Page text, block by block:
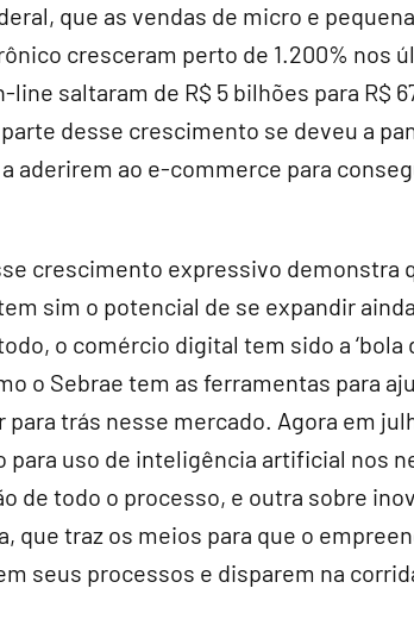
que as vendas de micro e
cresceram perto de 1.200% nos
line saltaram de R$ 5 bilhões para R$
desse crescimento se deveu a
aderirem ao e-commerce para
crescimento expressivo demonstra
sim o potencial de se expandir
o comércio digital tem sido a ‘bola
o Sebrae tem as ferramentas para
trás nesse mercado. Agora em
para uso de inteligência artificial nos
de todo o processo, e outra sobre
que traz os meios para que o
seus processos e disparem na